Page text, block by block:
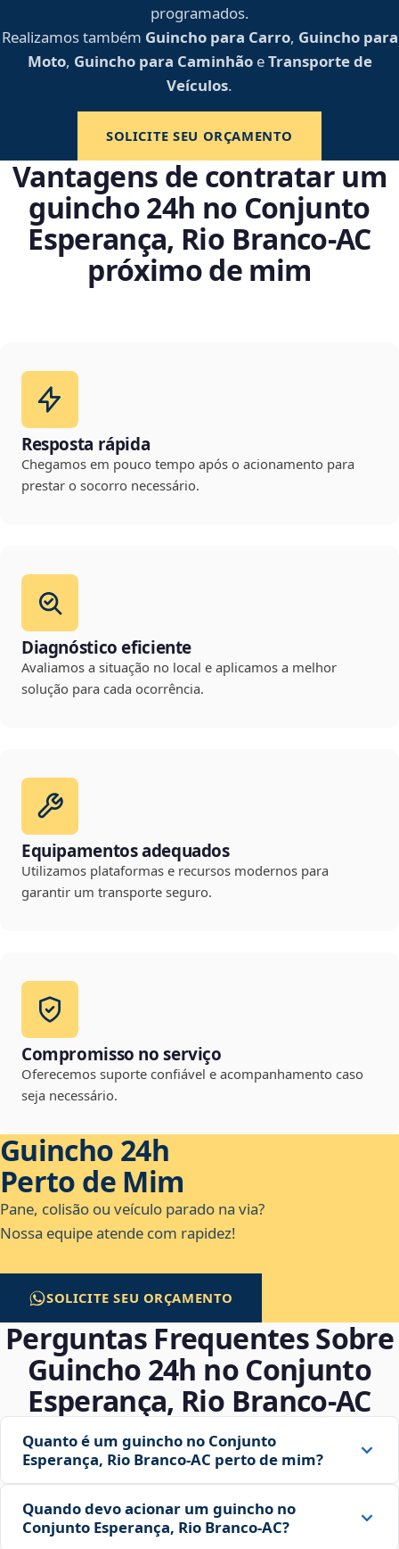
programados.
Realizamos também Guincho para Carro, Guincho para
Moto, Guincho para CaminhãoeTransporte de
Veículos.
SOLICITE SEU ORÇAMENTO
Vantagens de contratar um
guincho 24h no Conjunto
Esperança, Rio Branco‑AC
próximo de mim
Resposta rápida
Chegamos em pouco tempo após o acionamento para
prestar o socorro necessário.
Diagnóstico eficiente
Avaliamos a situação no local e aplicamos a melhor
solução para cada ocorrência.
Equipamentos adequados
Utilizamos plataformas e recursos modernos para
garantir um transporte seguro.
Compromisso no serviço
Oferecemos suporte confiável e acompanhamento caso
seja necessário.
Guincho 24h
Perto de Mim
Pane, colisão ou veículo parado na via?
Nossa equipe atende com rapidez!
SOLICITE SEU ORÇAMENTO
Perguntas Frequentes Sobre
Guincho 24h no Conjunto
Esperança, Rio Branco‑AC
Quanto é um guincho no Conjunto
Esperança, Rio Branco‑AC perto de mim?
Quando devo acionar um guincho no
Conjunto Esperança, Rio Branco‑AC?